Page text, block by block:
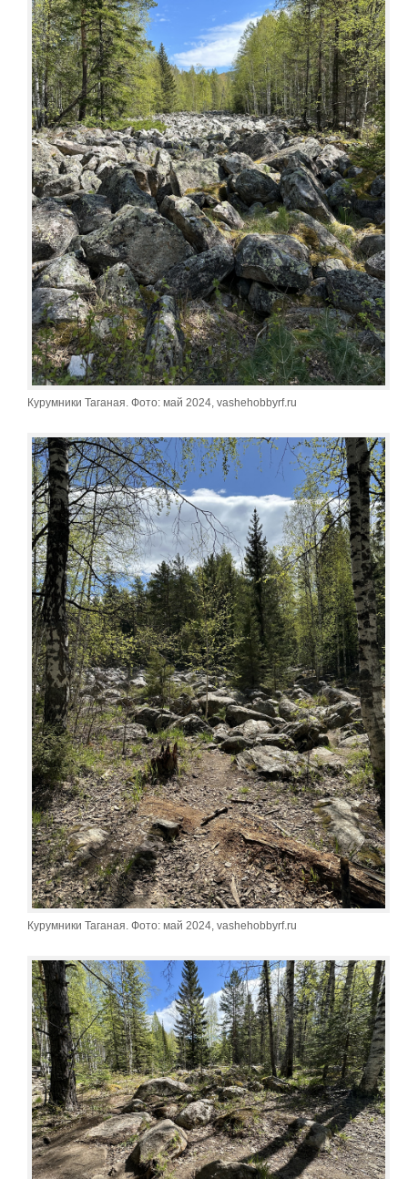
Курумники Таганая. Фото: май 2024, vashehobbyrf.ru
Курумники Таганая. Фото: май 2024, vashehobbyrf.ru